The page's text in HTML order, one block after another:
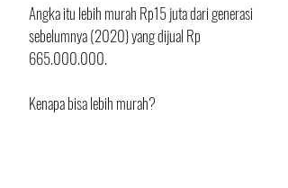
Angka itu lebih murah Rp15 juta dari generasi
sebelumnya (2020) yang dijual Rp
665.000.000.
Kenapa bisa lebih murah?